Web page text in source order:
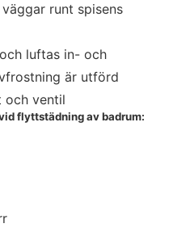
runt spisens
luftas in- och
är utförd
och ventil
flyttstädning av badrum: